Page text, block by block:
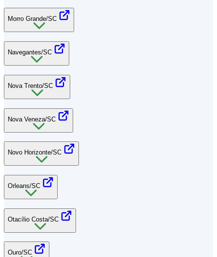
Morro Grande/SC
Navegantes/SC
Nova Trento/SC
Nova Veneza/SC
Novo Horizonte/SC
Orleans/SC
Otacílio Costa/SC
Ouro/SC